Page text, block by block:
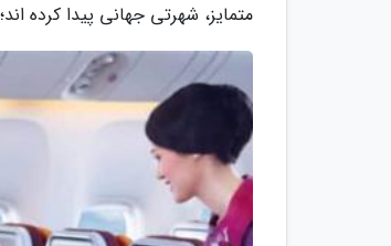
متمایز، شهرتی جهانی پیدا کرده